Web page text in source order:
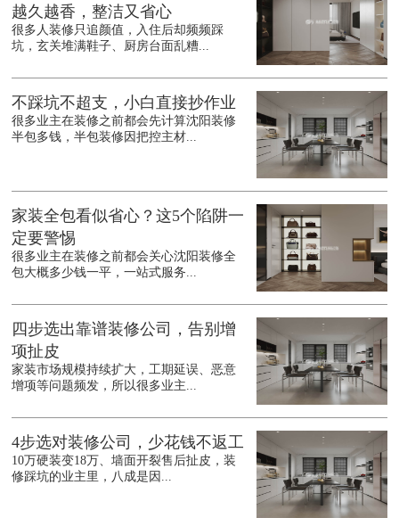
越久越香，整洁又省心
很多人装修只追颜值，入住后却频频踩
坑，玄关堆满鞋子、厨房台面乱糟...
不踩坑不超支，小白直接抄作业
很多业主在装修之前都会先计算沈阳装修
半包多钱，半包装修因把控主材...
家装全包看似省心？这5个陷阱一
定要警惕
很多业主在装修之前都会关心沈阳装修全
包大概多少钱一平，一站式服务...
四步选出靠谱装修公司，告别增
项扯皮
家装市场规模持续扩大，工期延误、恶意
增项等问题频发，所以很多业主...
4步选对装修公司，少花钱不返工
10万硬装变18万、墙面开裂售后扯皮，装
修踩坑的业主里，八成是因...